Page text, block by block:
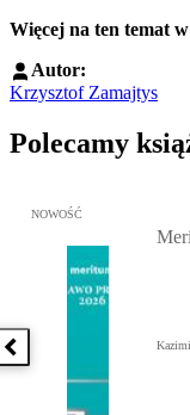
Więcej na ten temat w
Autor:
Krzysztof Zamajtys
Polecamy
Poprzednia książka
Przejdź do: Meritum
NOWOŚĆ